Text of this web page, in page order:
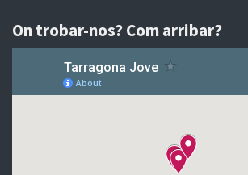
On trobar-nos? Com arribar?